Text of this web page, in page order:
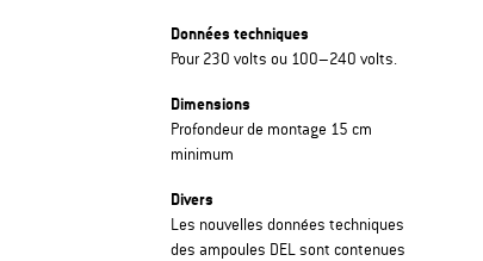
Données techniques
Pour 230 volts ou 100–240 volts.
Dimensions
Profondeur de montage 15 cm
minimum
Divers
Les nouvelles données techniques
des ampoules DEL sont contenues